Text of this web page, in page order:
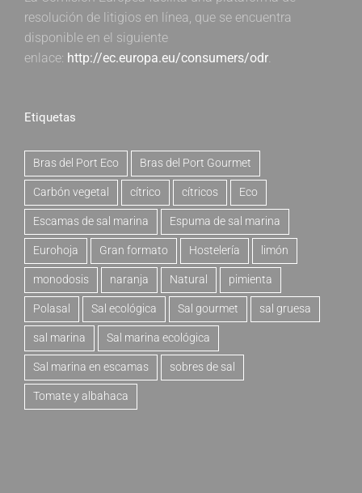
resolución de litigios en línea, que se encuentra
disponible en el siguiente
enlace: http://ec.europa.eu/consumers/odr.
Etiquetas
Bras del Port Eco Bras del Port Gourmet
Carbón vegetal cítrico cítricos Eco
Escamas de sal marina Espuma de sal marina
Eurohoja Gran formato Hostelería limón
monodosis naranja Natural pimienta
Polasal Sal ecológica Sal gourmet sal gruesa
sal marina Sal marina ecológica
Sal marina en escamas sobres de sal
Tomate y albahaca